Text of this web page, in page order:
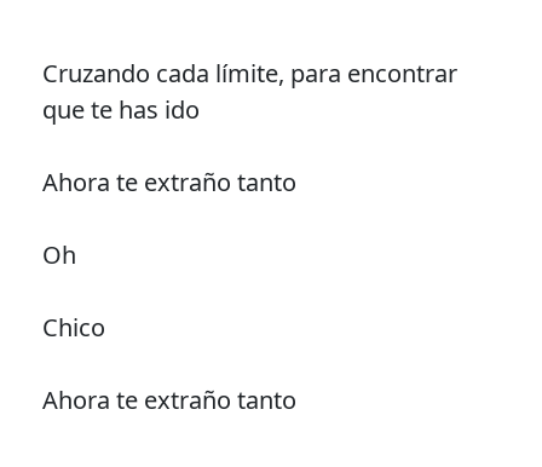
Cruzando cada límite, para encontrar
que te has ido
Ahora te extraño tanto
Oh
Chico
Ahora te extraño tanto